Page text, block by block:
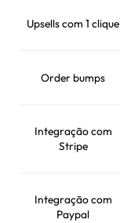
Upsells com 1 clique
Order bumps
Integração com
Stripe
Integração com
Paypal